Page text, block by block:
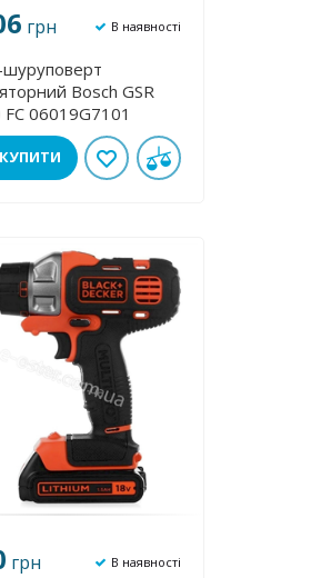
грн В наявності
Bosch GSR
06019G7101
КУПИТИ
грн В наявності